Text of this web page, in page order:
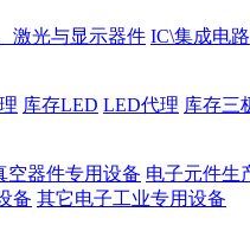
激光与显示器件 IC\集成电路
库存LED LED代理 库存三
空器件专用设备 电子元件生
备 其它电子工业专用设备